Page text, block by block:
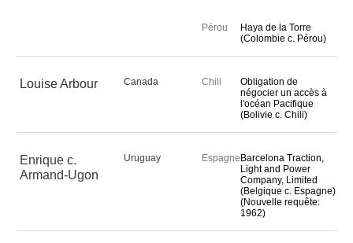
Pérou
Haya de la Torre
(Colombie c. Pérou)
Louise Arbour Canada Chili
Obligation de
négocier un accès à
l'océan Pacifique
(Bolivie c. Chili)
Enrique c.
Armand-Ugon
Uruguay Espagne Barcelona Traction,
Light and Power
Company, Limited
(Belgique c. Espagne)
(Nouvelle requête:
1962)
la Cour
mais pouvant être admis à
ester devant la Cour